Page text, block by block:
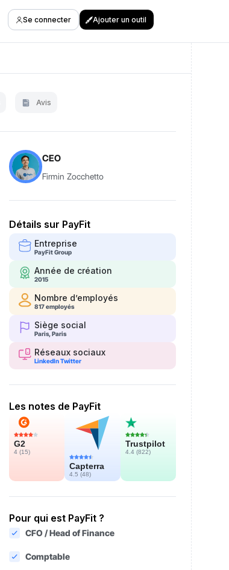
Se connecter Ajouter un outil
Avis
CEO
Firmin Zocchetto
Détails sur PayFit
Entreprise
PayFit Group
Année de création
2015
Nombre d’employés
817 employés
Siège social
Paris, Paris
Réseaux sociaux
LinkedInTwitter
Les notes de PayFit
G2
4 (15)
Capterra
4.5 (48)
Trustpilot
4.4 (822)
Pour qui est PayFit ?
CFO / Head of Finance
Comptable